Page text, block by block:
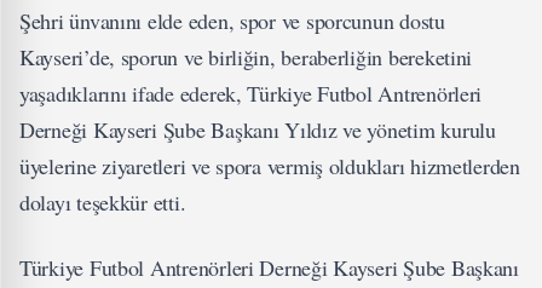
Şehri ünvanını elde eden, spor ve sporcunun dostu
Kayseri’de, sporun ve birliğin, beraberliğin bereketini
yaşadıklarını ifade ederek, Türkiye Futbol Antrenörleri
Derneği Kayseri Şube Başkanı Yıldız ve yönetim kurulu
üyelerine ziyaretleri ve spora vermiş oldukları hizmetlerden
dolayı teşekkür etti.
Türkiye Futbol Antrenörleri Derneği Kayseri Şube Başkanı